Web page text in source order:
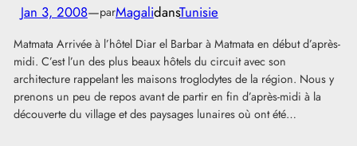
Jan 3, 2008—parMagalidansTunisie
Matmata Arrivée à l’hôtel Diar el Barbar à Matmata en début d’après-
midi. C’est l’un des plus beaux hôtels du circuit avec son
architecture rappelant les maisons troglodytes de la région. Nous y
prenons un peu de repos avant de partir en fin d’après-midi à la
découverte du village et des paysages lunaires où ont été…